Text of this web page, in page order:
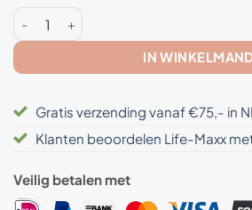
Anti Straling Gordijn - Swiss Shield
IN
Gratis verzending vanaf €75,- in NL
Klanten beoordelen Life-Maxx
Veilig betalen met